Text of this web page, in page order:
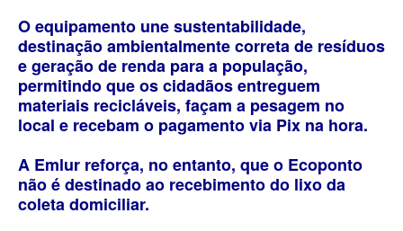
O equipamento une sustentabilidade,
destinação ambientalmente correta de resíduos
e geração de renda para a população,
permitindo que os cidadãos entreguem
materiais recicláveis, façam a pesagem no
local e recebam o pagamento via Pix na hora.
A Emlur reforça, no entanto, que o Ecoponto
não é destinado ao recebimento do lixo da
coleta domiciliar.